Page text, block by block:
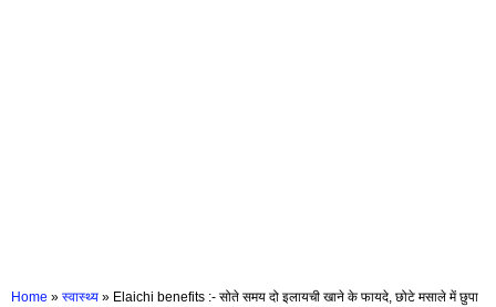
Home » स्वास्थ्य » Elaichi benefits :- सोते समय दो इलायची खाने के फायदे, छोटे मसाले में छुपा